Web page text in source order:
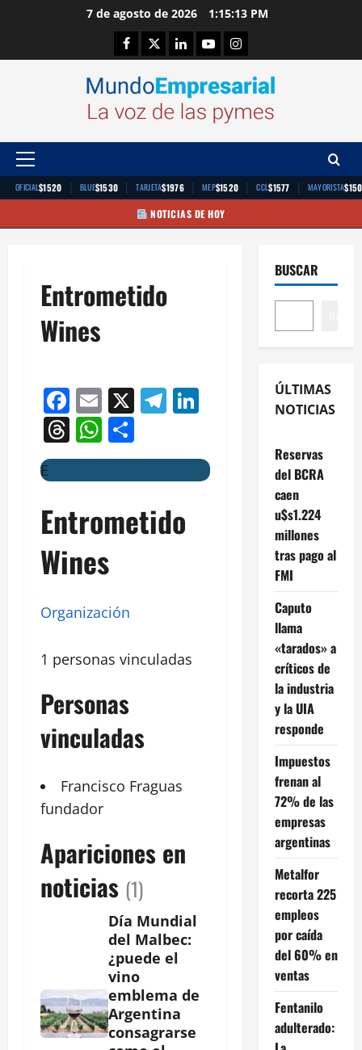
7 de agosto de 2026 1:15:14 PM
Facebook
TwitterLinkedinYoutubeInstagram
Menú
principal
OFICIAL$1520 | BLUE$1530 | TARJETA$1976 | MEP$1520 | CCL$1577 | MAYORISTA
NOTICIAS DE HOY
Entrometido
Wines
Facebook
Email
X Telegram
LinkedIn
Threads
WhatsApp
E
Entrometido
Wines
Organización
1 personas vinculadas
Personas
vinculadas
Francisco Fraguas
fundador
Apariciones en
noticias (1)
Día Mundial
del Malbec:
¿puede el
vino
emblema de
Argentina
consagrarse
BUSCAR
ÚLTIMAS
NOTICIAS
Reservas
del BCRA
caen
u$s1.224
millones
tras pago al
FMI
Caputo
llama
«tarados» a
críticos de
la industria
y la UIA
responde
Impuestos
frenan al
72% de las
empresas
argentinas
Metalfor
recorta 225
empleos
por caída
del 60% en
ventas
Fentanilo
adulterado: